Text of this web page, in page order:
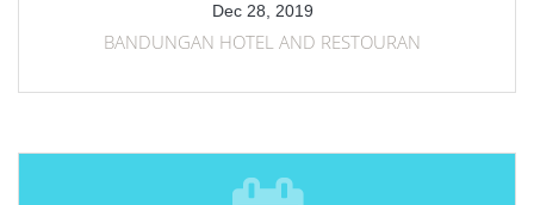
Dec 28, 2019
BANDUNGAN HOTEL AND RESTOURAN